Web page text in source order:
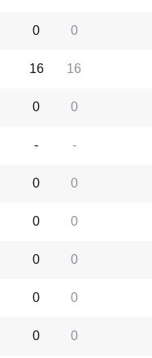
0
0
16
16
0
0
-
-
0
0
0
0
0
0
0
0
0
0